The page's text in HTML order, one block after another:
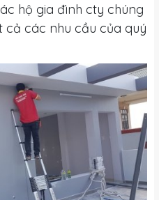
hộ gia đình cty chúng
các nhu cầu của quý